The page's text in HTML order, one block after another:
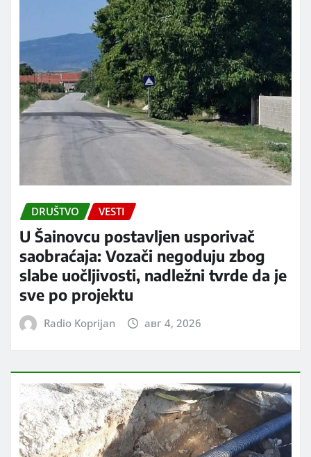
DRUŠTVO VESTI
U Šainovcu postavljen usporivač
saobraćaja: Vozači negoduju zbog
slabe uočljivosti, nadležni tvrde da je
sve po projektu
Radio Koprijan авг 4, 2026